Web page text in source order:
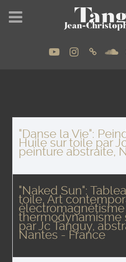
"Danse la Vie":
Huile sur toile par
peinture abstraite,
"Naked Sun":
toile, Art
thermodynamisme
par Jc Tanguy,
Nantes - France